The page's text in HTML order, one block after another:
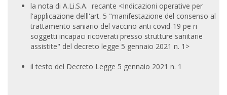
la nota di A.Li.S.A. recante <Indicazioni operative per
l'applicazione delll'art. 5 "manifestazione del consenso al
trattamento saniario del vaccino anti covid-19 pe ri
soggetti incapaci ricoverati presso strutture sanitarie
assistite" del decreto legge 5 gennaio 2021 n. 1>
il testo del Decreto Legge 5 gennaio 2021 n. 1